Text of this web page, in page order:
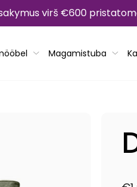
virš €600
Magamistuba